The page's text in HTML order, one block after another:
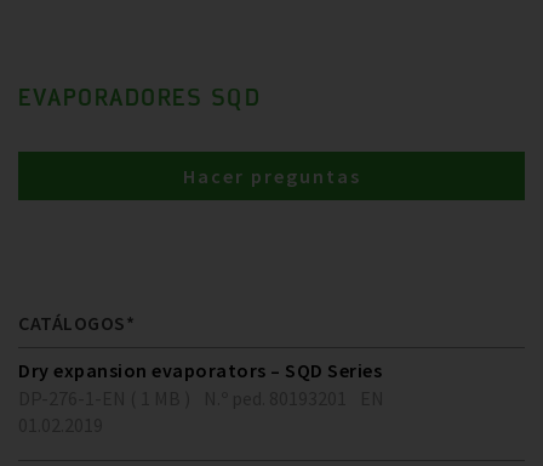
EVAPORADORES SQD
Hacer preguntas
CATÁLOGOS*
Dry expansion evaporators – SQD Series